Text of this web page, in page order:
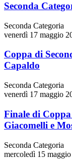
Seconda
Seconda Categoria
venerdì 17 maggio
Coppa di
Capaldo
Seconda Categoria
venerdì 17 maggio
Finale di
Giacomelli e
Seconda Categoria
mercoledì 15